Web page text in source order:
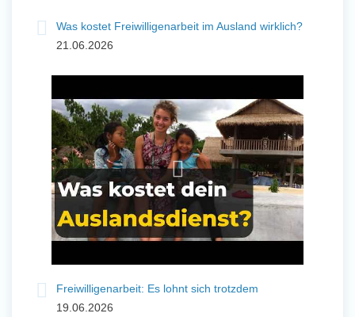
und Sozial Engagieren
Initiativbewerbung
Was kostet Freiwilligenarbeit im Ausland wirklich?
21.06.2026
Freiwilligenarbeit: Es lohnt sich trotzdem
19.06.2026